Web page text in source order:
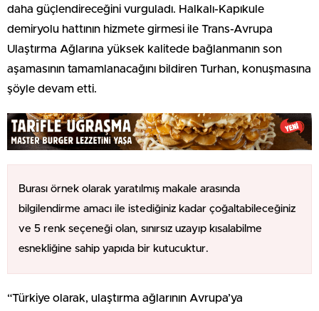
daha güçlendireceğini vurguladı. Halkalı-Kapıkule
demiryolu hattının hizmete girmesi ile Trans-Avrupa
Ulaştırma Ağlarına yüksek kalitede bağlanmanın son
aşamasının tamamlanacağını bildiren Turhan, konuşmasına
şöyle devam etti.
Burası örnek olarak yaratılmış makale arasında
bilgilendirme amacı ile istediğiniz kadar çoğaltabileceğiniz
ve 5 renk seçeneği olan, sınırsız uzayıp kısalabilme
esnekliğine sahip yapıda bir kutucuktur.
“Türkiye olarak, ulaştırma ağlarının Avrupa’ya